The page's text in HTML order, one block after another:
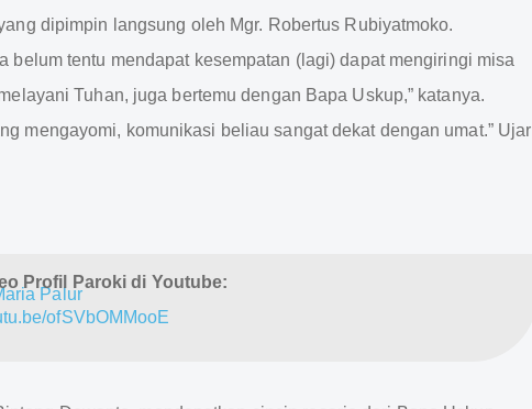
dipimpin langsung oleh Mgr. Robertus Rubiyatmoko.
belum tentu mendapat kesempatan (lagi) dapat mengiringi misa
Tuhan, juga bertemu dengan Bapa Uskup,” katanya.
mengayomi, komunikasi beliau sangat dekat dengan umat.” Ujar
Profil Paroki di Youtube:
ofSVbOMMooE